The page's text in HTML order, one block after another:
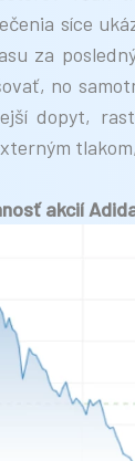
síce
za
no
dopyt,
akcií